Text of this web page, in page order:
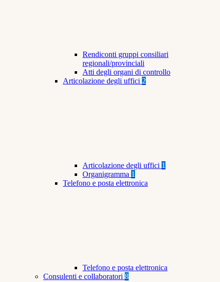
Rendiconti gruppi consiliari
regionali/provinciali
Atti degli organi di controllo
Articolazione degli uffici 2
Articolazione degli uffici 1
Organigramma 1
Telefono e posta elettronica
Telefono e posta elettronica
Consulenti e collaboratori 8